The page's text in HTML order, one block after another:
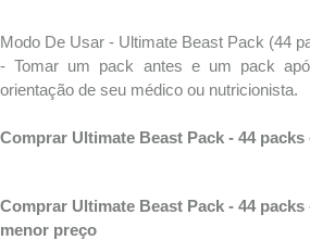
Modo De Usar - Ultimate Beast Pack (44
- Tomar um pack antes e um pack
orientação de seu médico ou nutricionista.
Comprar Ultimate Beast Pack - 44
Comprar Ultimate Beast Pack - 44
menor preço